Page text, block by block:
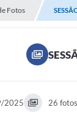
Fotos
2025 26 fotos